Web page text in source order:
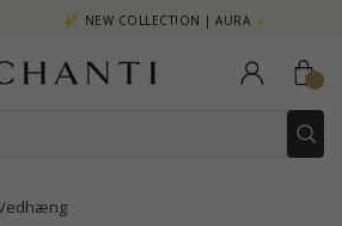
NEW COLLECTION | AURA